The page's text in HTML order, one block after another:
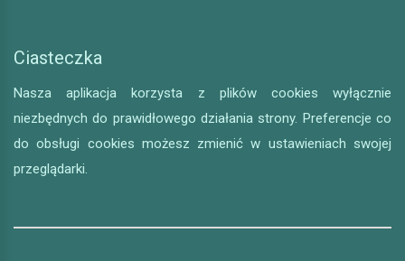
Ciasteczka
Nasza aplikacja korzysta z plików cookies wyłącznie
niezbędnych do prawidłowego działania strony. Preferencje co
do obsługi cookies możesz zmienić w ustawieniach swojej
przeglądarki.